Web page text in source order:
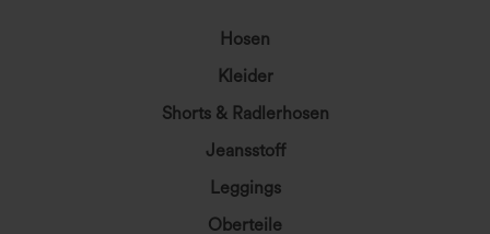
Hosen
Kleider
Shorts & Radlerhosen
Jeansstoff
Leggings
Oberteile